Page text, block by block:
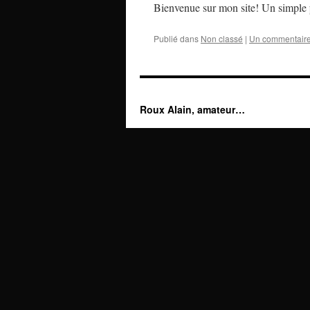
Bienvenue sur mon site! Un simple
Publié dans Non classé | Un commentaire
Roux Alain, amateur…